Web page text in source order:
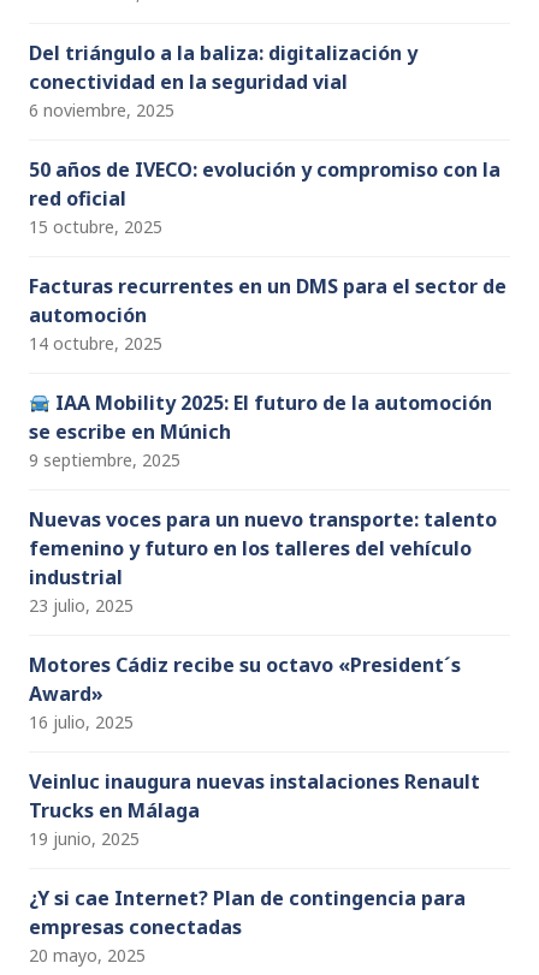
Del triángulo a la baliza: digitalización y
conectividad en la seguridad vial
6 noviembre, 2025
50 años de IVECO: evolución y compromiso con la
red oficial
15 octubre, 2025
Facturas recurrentes en un DMS para el sector de
automoción
14 octubre, 2025
IAA Mobility 2025: El futuro de la automoción
se escribe en Múnich
9 septiembre, 2025
Nuevas voces para un nuevo transporte: talento
femenino y futuro en los talleres del vehículo
industrial
23 julio, 2025
Motores Cádiz recibe su octavo «President´s
Award»
16 julio, 2025
Veinluc inaugura nuevas instalaciones Renault
Trucks en Málaga
19 junio, 2025
¿Y si cae Internet? Plan de contingencia para
empresas conectadas
20 mayo, 2025